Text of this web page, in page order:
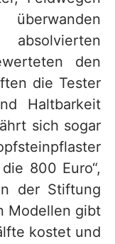
den
die Tester
Haltbarkeit
sich sogar
800 Euro“,
der Stiftung
Modellen gibt
kostet und